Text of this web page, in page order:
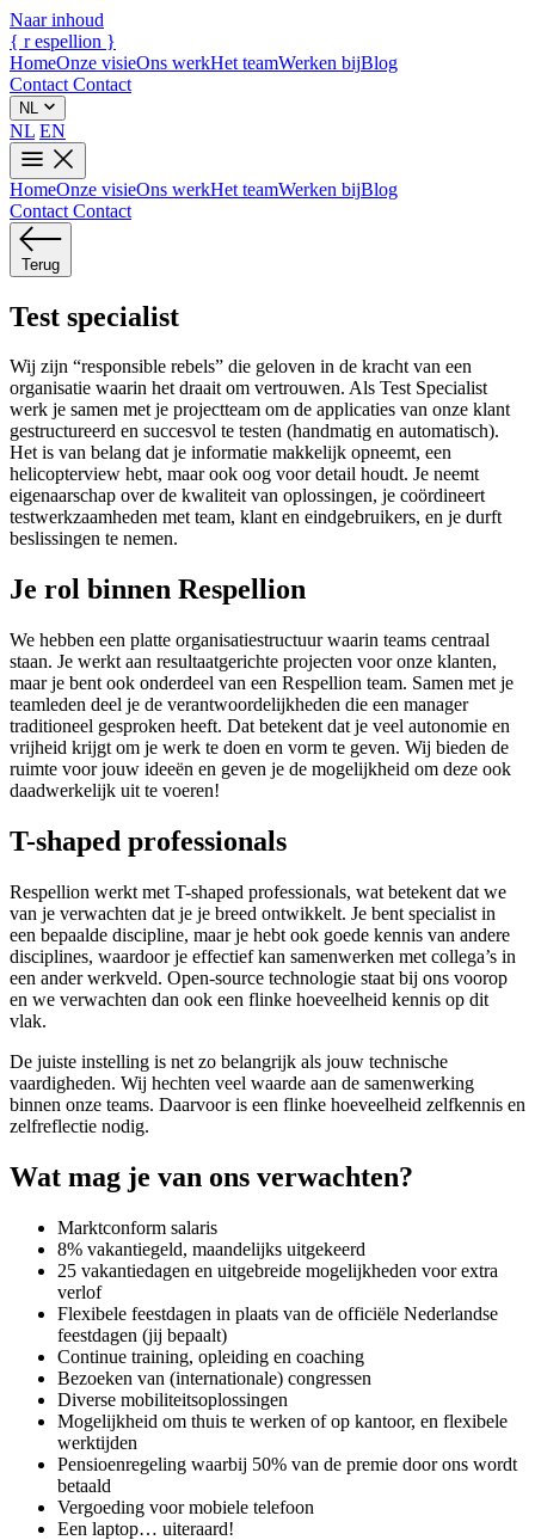
Naar inhoud
{ r espellion }
HomeOnze visieOns werkHet teamWerken bijBlog
Contact Contact
NL
NL EN
HomeOnze visieOns werkHet teamWerken bijBlog
Contact Contact
Terug
Test specialist
Wij zijn “responsible rebels” die geloven in de kracht van een
organisatie waarin het draait om vertrouwen. Als Test Specialist
werk je samen met je projectteam om de applicaties van onze klant
gestructureerd en succesvol te testen (handmatig en automatisch).
Het is van belang dat je informatie makkelijk opneemt, een
helicopterview hebt, maar ook oog voor detail houdt. Je neemt
eigenaarschap over de kwaliteit van oplossingen, je coördineert
testwerkzaamheden met team, klant en eindgebruikers, en je durft
beslissingen te nemen.
Je rol binnen Respellion
We hebben een platte organisatiestructuur waarin teams centraal
staan. Je werkt aan resultaatgerichte projecten voor onze klanten,
maar je bent ook onderdeel van een Respellion team. Samen met je
teamleden deel je de verantwoordelijkheden die een manager
traditioneel gesproken heeft. Dat betekent dat je veel autonomie en
vrijheid krijgt om je werk te doen en vorm te geven. Wij bieden de
ruimte voor jouw ideeën en geven je de mogelijkheid om deze ook
daadwerkelijk uit te voeren!
T-shaped professionals
Respellion werkt met T-shaped professionals, wat betekent dat we
van je verwachten dat je je breed ontwikkelt. Je bent specialist in
een bepaalde discipline, maar je hebt ook goede kennis van andere
disciplines, waardoor je effectief kan samenwerken met collega’s in
een ander werkveld. Open-source technologie staat bij ons voorop
en we verwachten dan ook een flinke hoeveelheid kennis op dit
vlak.
De juiste instelling is net zo belangrijk als jouw technische
vaardigheden. Wij hechten veel waarde aan de samenwerking
binnen onze teams. Daarvoor is een flinke hoeveelheid zelfkennis en
zelfreflectie nodig.
Wat mag je van ons verwachten?
Marktconform salaris
8% vakantiegeld, maandelijks uitgekeerd
25 vakantiedagen en uitgebreide mogelijkheden voor extra
verlof
Flexibele feestdagen in plaats van de officiële Nederlandse
feestdagen (jij bepaalt)
Continue training, opleiding en coaching
Bezoeken van (internationale) congressen
Diverse mobiliteitsoplossingen
Mogelijkheid om thuis te werken of op kantoor, en flexibele
werktijden
Pensioenregeling waarbij 50% van de premie door ons wordt
betaald
Vergoeding voor mobiele telefoon
Een laptop… uiteraard!